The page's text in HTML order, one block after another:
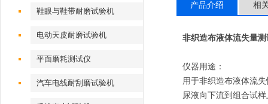
鞋眼与鞋带耐磨试验机
电动天皮耐磨试验机
平面磨耗测试仪
汽车电线耐刮磨试验机
产品介绍 相
非织造布液体流失量
仪器用途：
用于非织造布液体流
尿液向下流到组合试